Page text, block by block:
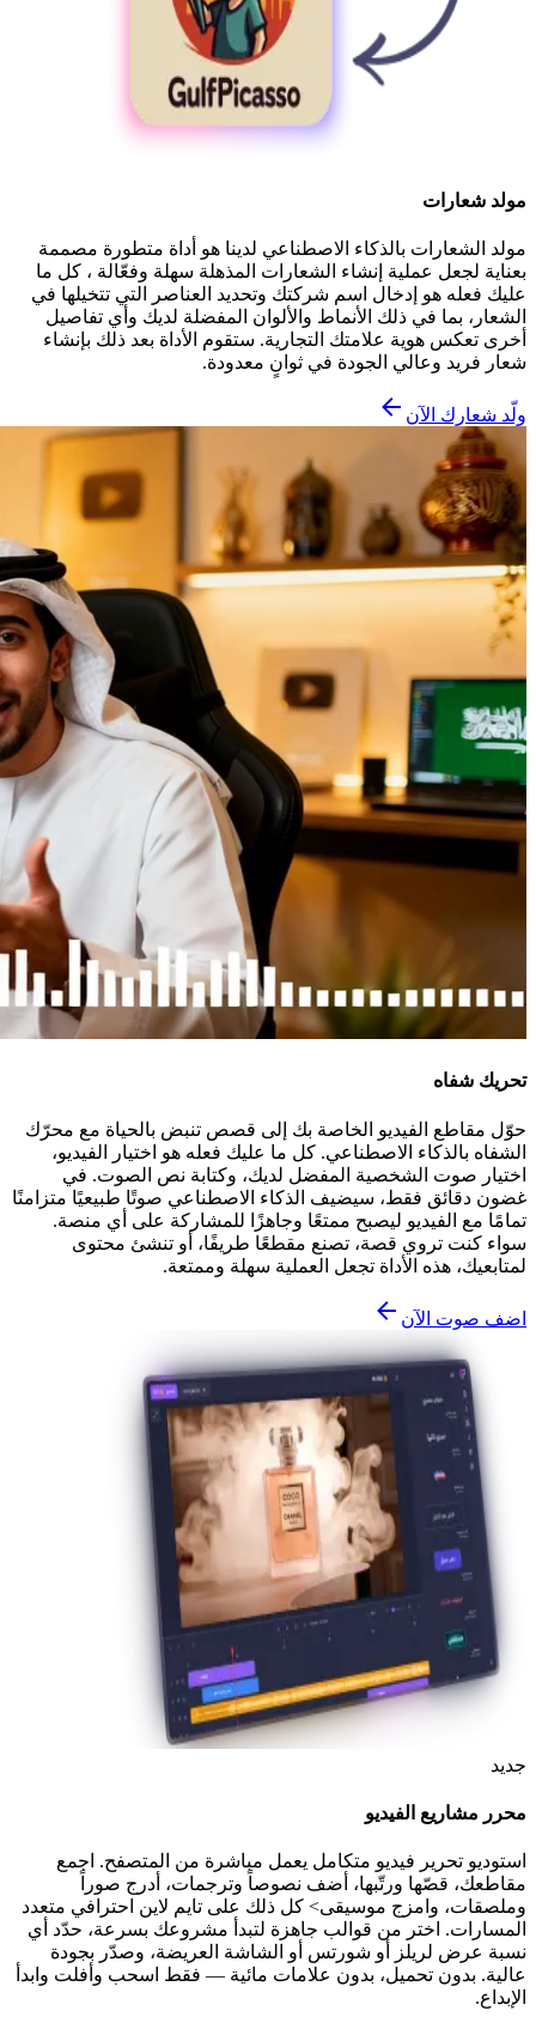
مولد شعارات
مولد الشعارات بالذكاء الاصطناعي لدينا هو أداة متطورة مصممة
بعناية لجعل عملية إنشاء الشعارات المذهلة سهلة وفعّالة ، كل ما
عليك فعله هو إدخال اسم شركتك وتحديد العناصر التي تتخيلها في
الشعار، بما في ذلك الأنماط والألوان المفضلة لديك وأي تفاصيل
أخرى تعكس هوية علامتك التجارية. ستقوم الأداة بعد ذلك بإنشاء
شعار فريد وعالي الجودة في ثوانٍ معدودة.
ولّد شعارك الآن
تحريك شفاه
حوّل مقاطع الفيديو الخاصة بك إلى قصص تنبض بالحياة مع محرّك
الشفاه بالذكاء الاصطناعي. كل ما عليك فعله هو اختيار الفيديو،
اختيار صوت الشخصية المفضل لديك، وكتابة نص الصوت. في
غضون دقائق فقط، سيضيف الذكاء الاصطناعي صوتًا طبيعيًا متزامنًا
تمامًا مع الفيديو ليصبح ممتعًا وجاهزًا للمشاركة على أي منصة.
سواء كنت تروي قصة، تصنع مقطعًا طريفًا، أو تنشئ محتوى
لمتابعيك، هذه الأداة تجعل العملية سهلة وممتعة.
اضف صوت الآن
جديد
محرر مشاريع الفيديو
استوديو تحرير فيديو متكامل يعمل مباشرة من المتصفح. اجمع
مقاطعك، قصّها ورتّبها، أضف نصوصاً وترجمات، أدرج صوراً
وملصقات، وامزج موسيقى> كل ذلك على تايم لاين احترافي متعدد
المسارات. اختر من قوالب جاهزة لتبدأ مشروعك بسرعة، حدّد أي
نسبة عرض لريلز أو شورتس أو الشاشة العريضة، وصدّر بجودة
عالية. بدون تحميل، بدون علامات مائية — فقط اسحب وأفلت وابدأ
الإبداع.